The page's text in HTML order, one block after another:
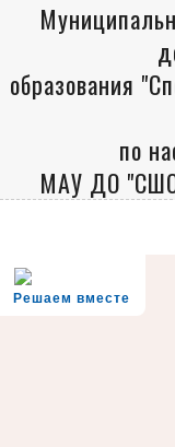
образования
по
МАУ ДО
Решаем вместе